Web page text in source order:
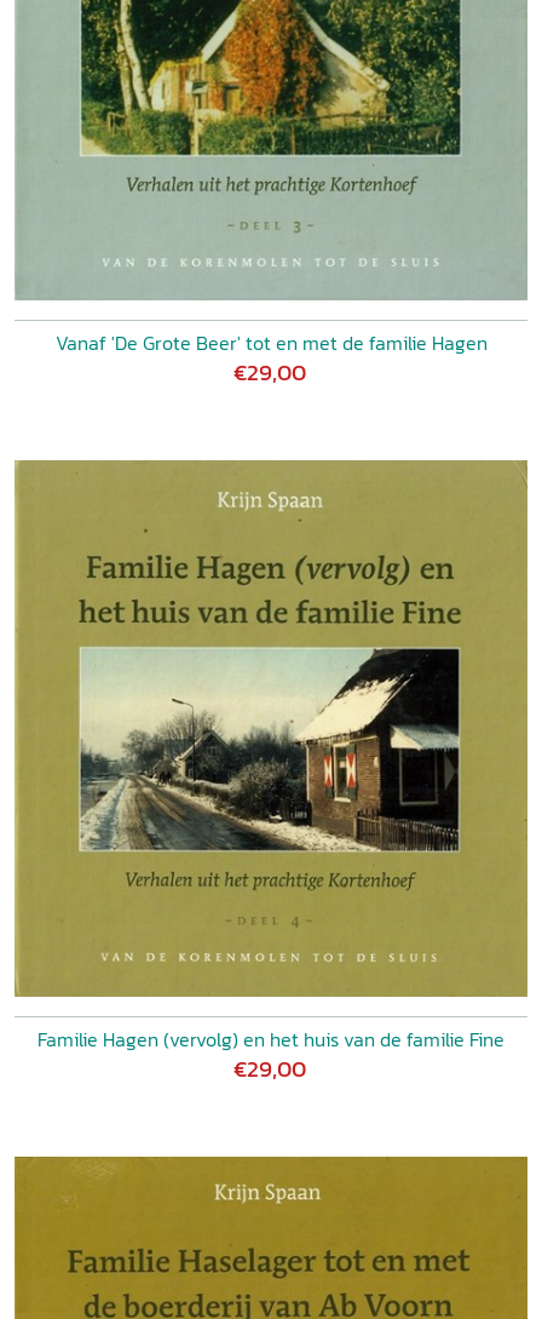
Vanaf 'De Grote Beer' tot en met de familie Hagen
€29,00
Familie Hagen (vervolg) en het huis van de familie Fine
€29,00